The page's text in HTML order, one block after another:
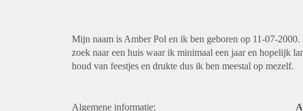
Mijn naam is Amber Pol en ik ben geboren op 11-07-
zoek naar een huis waar ik minimaal een jaar en hopelijk
houd van feestjes en drukte dus ik ben meestal op mezelf.
Algemene informatie: